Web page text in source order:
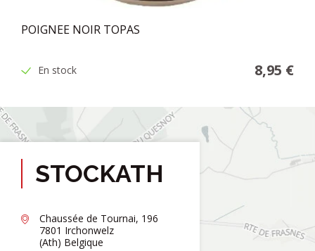
POIGNEE NOIR TOPAS
En stock 8,95 €
STOCKATH
Chaussée de Tournai, 196
7801 Irchonwelz
(Ath) Belgique